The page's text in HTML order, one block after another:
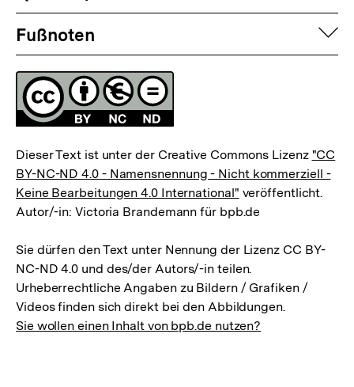
Fussnoten
Fußnoten
Lizenz
Dieser Text ist unter der Creative Commons Lizenz "CC
BY-NC-ND 4.0 - Namensnennung - Nicht kommerziell -
Keine Bearbeitungen 4.0 International" veröffentlicht.
Autor/-in: Victoria Brandemann für bpb.de
Sie dürfen den Text unter Nennung der Lizenz CC BY-
NC-ND 4.0 und des/der Autors/-in teilen.
Urheberrechtliche Angaben zu Bildern / Grafiken /
Videos finden sich direkt bei den Abbildungen.
Sie wollen einen Inhalt von bpb.de nutzen?